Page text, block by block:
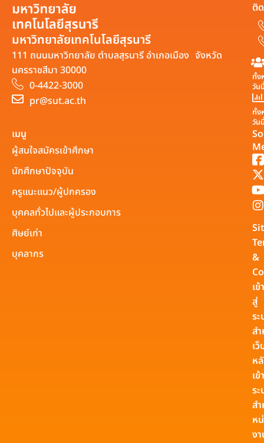
มหาวิทยาลัยเทคโนโลยีสุรนารี
111 ถนนมหาวิทยาลัย ตำบลสุรนารี อำเภอเมือง จังหวัด
นครราชสีมา 30000
0-4422-3000
pr@sut.ac.th
ติ
ทั้ง
วัน
ทั้ง
วัน
เมนู
ผู้สนใจสมัครเข้าศึกษา
นักศึกษาปัจจุบัน
ครูแนะแนว/ผู้ปกครอง
บุคคลทั่วไปและผู้ประกอบการ
ศิษย์เก่า
บุคลากร
&
เข้า
สู่
ร
ส
เ
ห
เข้
ร
ส
ห
ง